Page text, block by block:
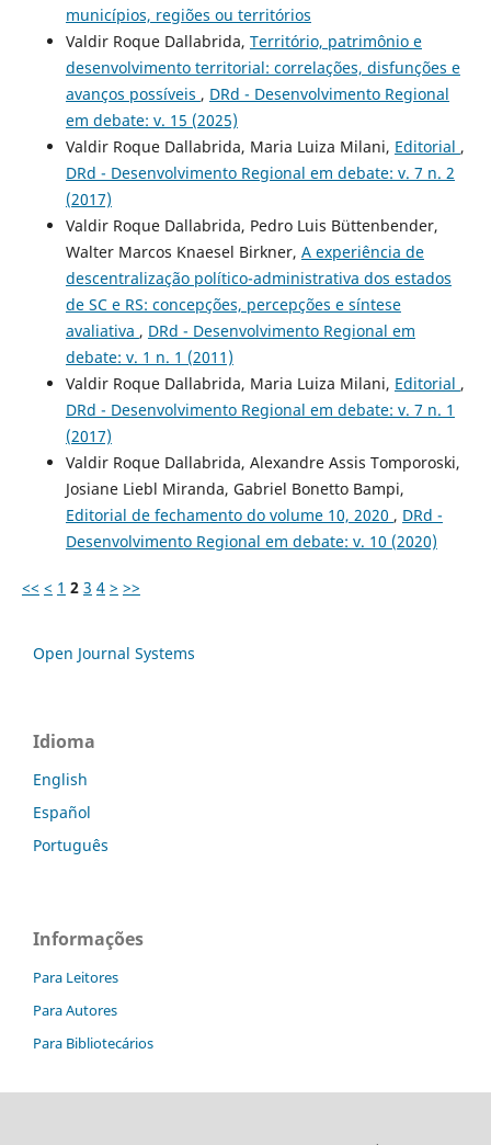
municí­pios, regiões ou territórios
Valdir Roque Dallabrida, Território, patrimônio e
desenvolvimento territorial: correlações, disfunções e
avanços possíveis , DRd - Desenvolvimento Regional
em debate: v. 15 (2025)
Valdir Roque Dallabrida, Maria Luiza Milani, Editorial ,
DRd - Desenvolvimento Regional em debate: v. 7 n. 2
(2017)
Valdir Roque Dallabrida, Pedro Luis Büttenbender,
Walter Marcos Knaesel Birkner, A experiência de
descentralização político-administrativa dos estados
de SC e RS: concepções, percepções e síntese
avaliativa , DRd - Desenvolvimento Regional em
debate: v. 1 n. 1 (2011)
Valdir Roque Dallabrida, Maria Luiza Milani, Editorial ,
DRd - Desenvolvimento Regional em debate: v. 7 n. 1
(2017)
Valdir Roque Dallabrida, Alexandre Assis Tomporoski,
Josiane Liebl Miranda, Gabriel Bonetto Bampi,
Editorial de fechamento do volume 10, 2020 , DRd -
Desenvolvimento Regional em debate: v. 10 (2020)
<< < 1 2 3 4 > >>
Open Journal Systems
Idioma
English
Español
Português
Informações
Para Leitores
Para Autores
Para Bibliotecários